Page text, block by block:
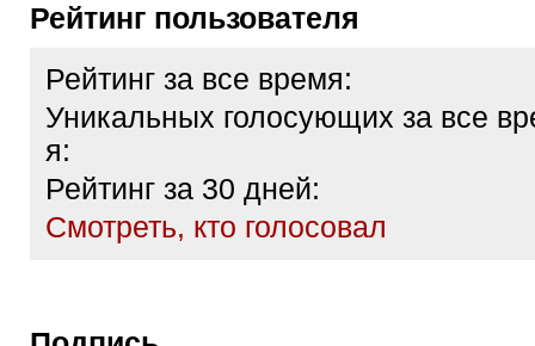
Рейтинг пользователя
Рейтинг за все время:
Уникальных голосующих за все
я:
Рейтинг за 30 дней:
Cмотреть, кто голосовал